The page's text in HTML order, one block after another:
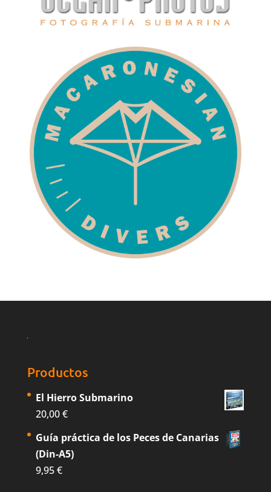
Productos
El Hierro Submarino
20,00€
Guía práctica de los Peces de Canarias
(Din-A5)
9,95€